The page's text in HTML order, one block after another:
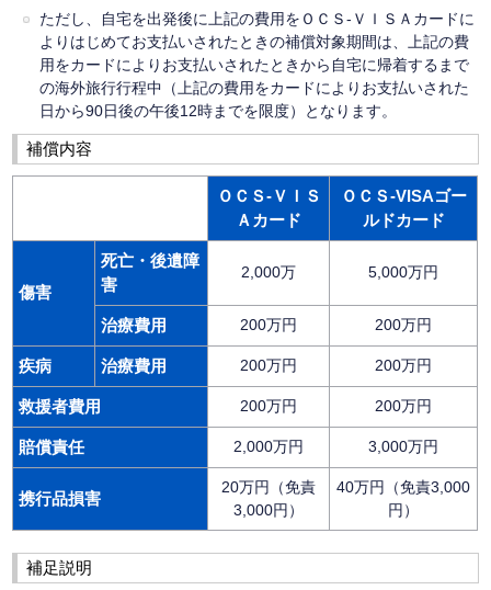
ただし、自宅を出発後に上記の費用をＯＣＳ-ＶＩＳＡカードに
よりはじめてお支払いされたときの補償対象期間は、上記の費
用をカードによりお支払いされたときから自宅に帰着するまで
の海外旅行行程中（上記の費用をカードによりお支払いされた
日から90日後の午後12時までを限度）となります。
補償内容
ＯＣＳ-ＶＩＳ
Ａカード
ＯＣＳ-VISAゴー
ルドカード
傷害
死亡・後遺障
害
2,000万 5,000万円
治療費用 200万円 200万円
疾病 治療費用 200万円 200万円
救援者費用 200万円 200万円
賠償責任 2,000万円 3,000万円
携行品損害
20万円（免責
3,000円）
40万円（免責3,000
円）
補足説明